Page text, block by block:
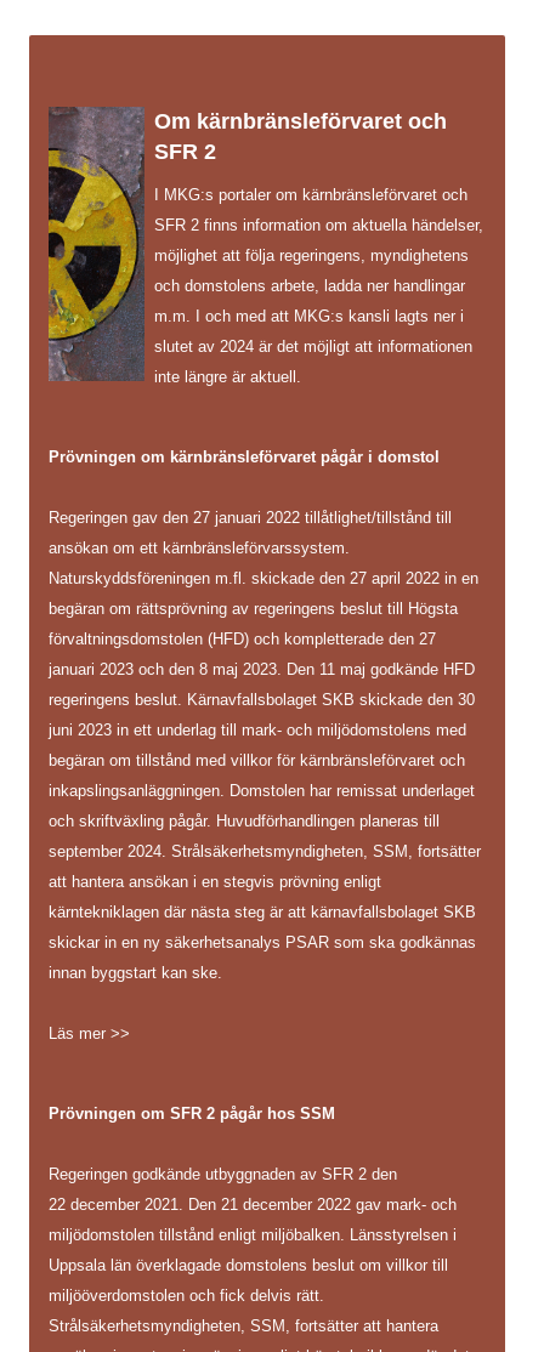
Om kärnbränsleförvaret och
SFR 2
I MKG:s portaler om kärnbränsleförvaret och
SFR 2 finns information om aktuella händelser,
möjlighet att följa regeringens, myndighetens
och domstolens arbete, ladda ner handlingar
m.m. I och med att MKG:s kansli lagts ner i
slutet av 2024 är det möjligt att informationen
inte längre är aktuell.
Prövningen om kärnbränsleförvaret pågår i domstol
Regeringen gav den 27 januari 2022 tillåtlighet/tillstånd till
ansökan om ett kärnbränsleförvarssystem.
Naturskyddsföreningen m.fl. skickade den 27 april 2022 in en
begäran om rättsprövning av regeringens beslut till Högsta
förvaltningsdomstolen (HFD) och kompletterade den 27
januari 2023 och den 8 maj 2023. Den 11 maj godkände HFD
regeringens beslut. Kärnavfallsbolaget SKB skickade den 30
juni 2023 in ett underlag till mark- och miljödomstolens med
begäran om tillstånd med villkor för kärnbränsleförvaret och
inkapslingsanläggningen. Domstolen har remissat underlaget
och skriftväxling pågår. Huvudförhandlingen planeras till
september 2024. Strålsäkerhetsmyndigheten, SSM, fortsätter
att hantera ansökan i en stegvis prövning enligt
kärntekniklagen där nästa steg är att kärnavfallsbolaget SKB
skickar in en ny säkerhetsanalys PSAR som ska godkännas
innan byggstart kan ske.
Läs mer >>
Prövningen om SFR 2 pågår hos SSM
Regeringen godkände utbyggnaden av SFR 2 den
22 december 2021. Den 21 december 2022 gav mark- och
miljödomstolen tillstånd enligt miljöbalken. Länsstyrelsen i
Uppsala län överklagade domstolens beslut om villkor till
miljööverdomstolen och fick delvis rätt.
Strålsäkerhetsmyndigheten, SSM, fortsätter att hantera